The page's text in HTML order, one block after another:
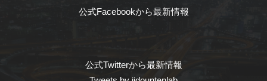
公式Facebookから最新情報
公式Twitterから最新情報